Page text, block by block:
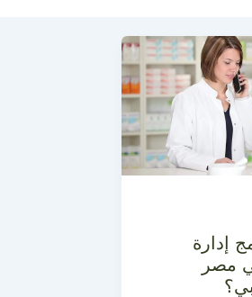
إدارة
مصر